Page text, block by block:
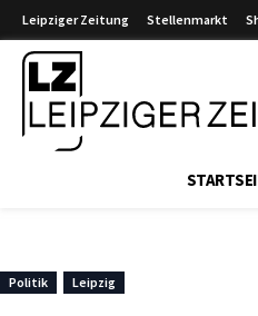
Leipziger Zeitung Stellenmarkt
Politik Leipzig